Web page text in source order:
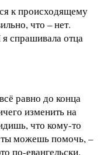
к происходящему
что – нет.
спрашивала отца
равно до конца
изменить на
что кому-то
можешь помочь, –
по-евангельски.